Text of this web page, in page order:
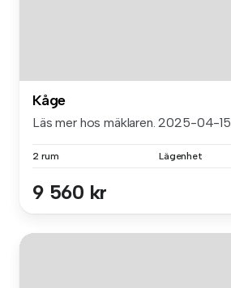
Kåge
Läs mer hos mäklaren. 2025-04-15
2 rum Lägenhet
9 560 kr